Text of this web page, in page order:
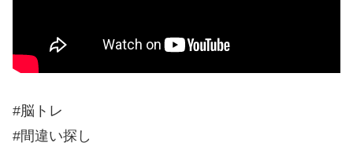
#脳トレ
#間違い探し